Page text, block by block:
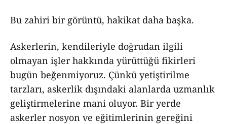
Bu zahiri bir görüntü, hakikat daha başka.
Askerlerin, kendileriyle doğrudan ilgili
olmayan işler hakkında yürüttüğü fikirleri
bugün beğenmiyoruz. Çünkü yetiştirilme
tarzları, askerlik dışındaki alanlarda uzmanlık
geliştirmelerine mani oluyor. Bir yerde
askerler nosyon ve eğitimlerinin gereğini